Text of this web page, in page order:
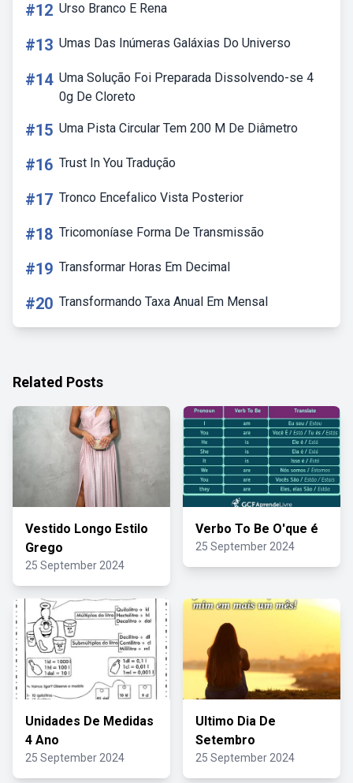
#12 Urso Branco E Rena
#13 Umas Das Inúmeras Galáxias Do Universo
#14 Uma Solução Foi Preparada Dissolvendo-se 4
0g De Cloreto
#15 Uma Pista Circular Tem 200 M De Diâmetro
#16 Trust In You Tradução
#17 Tronco Encefalico Vista Posterior
#18 Tricomoníase Forma De Transmissão
#19 Transformar Horas Em Decimal
#20 Transformando Taxa Anual Em Mensal
Related Posts
Vestido Longo Estilo
Grego
25 September 2024
Verbo To Be O'que é
25 September 2024
Unidades De Medidas
4 Ano
25 September 2024
Ultimo Dia De
Setembro
25 September 2024